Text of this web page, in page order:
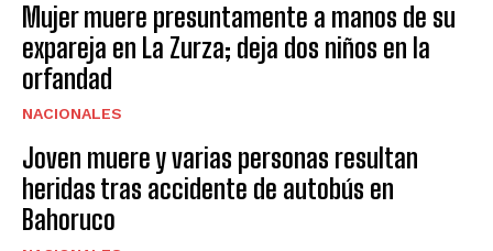
Mujer muere presuntamente a manos de su
expareja en La Zurza; deja dos niños en la
orfandad
NACIONALES
Joven muere y varias personas resultan
heridas tras accidente de autobús en
Bahoruco